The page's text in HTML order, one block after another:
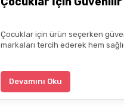
diliyorum.
Zeynep Akgöz | 25/03/2025
teşekkür ediyorum. Herkesin
Zeynep Akgöz | 25/03/2025
Çocuklar için ürün seçerken
markaları tercih ederek hem
Devamını Oku